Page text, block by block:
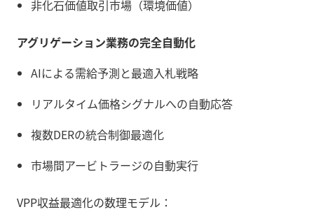
非化石価値取引市場（環境価値）
アグリゲーション業務の完全自動化
AIによる需給予測と最適入札戦略
リアルタイム価格シグナルへの自動応答
複数DERの統合制御最適化
市場間アービトラージの自動実行
VPP収益最適化の数理モデル：